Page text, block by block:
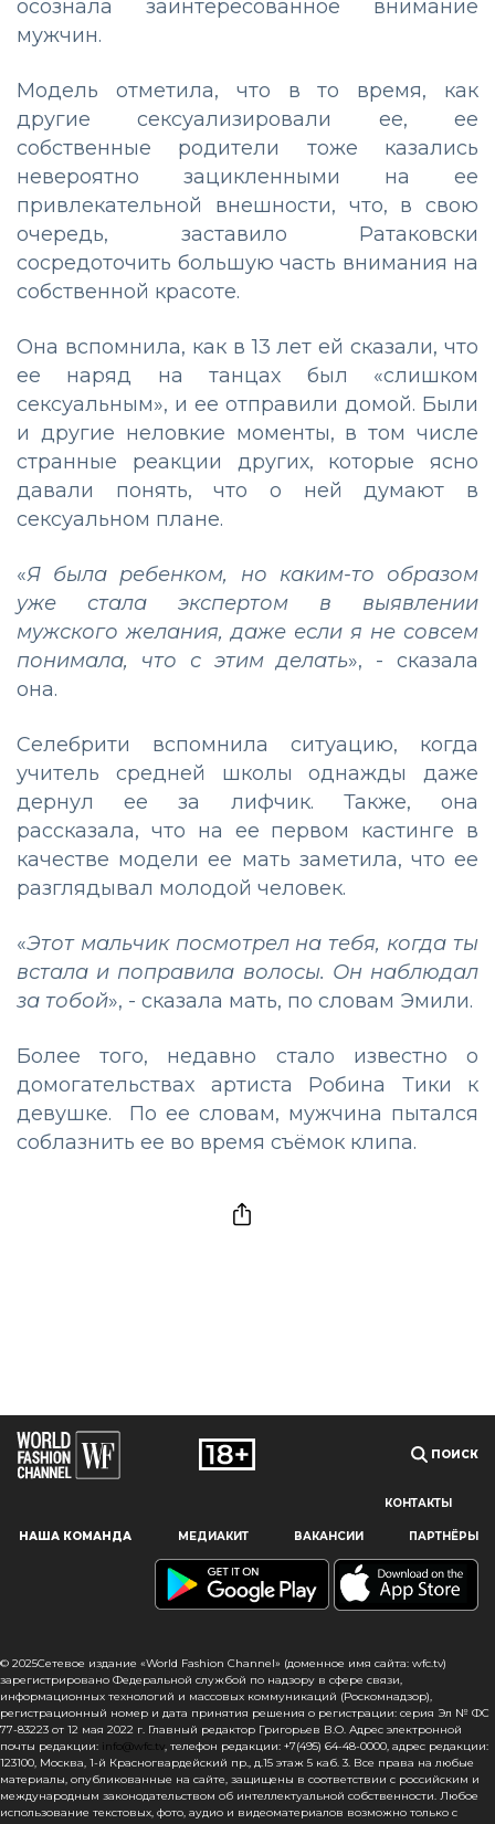
Наш сайт использует файлы cookie и похожие технологии,
пользователям, предоставляя персонализированную
информацию, запоминая предпочтения в области
сайта, вы подтверждаете свое согласие на использование
файлов cookie в соответствии с настоящим уведомлением
в отношении данного типа файлов. Если вы не согласны
с тем, чтобы мы использовали данный тип файлов,
то вы должны соответствующим образом установить
настройки вашего браузера или не использовать сайт wfc.tv
осознала заинтересованное внимание
мужчин.
Модель отметила, что в то время, как
другие сексуализировали ее, ее
собственные родители тоже казались
невероятно зацикленными на ее
привлекательной внешности, что, в свою
очередь, заставило Ратаковски
сосредоточить большую часть внимания на
собственной красоте.
Она вспомнила, как в 13 лет ей сказали, что
ее наряд на танцах был «слишком
сексуальным», и ее отправили домой. Были
и другие неловкие моменты, в том числе
странные реакции других, которые ясно
давали понять, что о ней думают в
сексуальном плане.
«Я была ребенком, но каким-то образом
уже стала экспертом в выявлении
мужского желания, даже если я не совсем
понимала, что с этим делать», - сказала
она.
Селебрити вспомнила ситуацию, когда
учитель средней школы однажды даже
дернул ее за лифчик. Также, она
рассказала, что на ее первом кастинге в
качестве модели ее мать заметила, что ее
разглядывал молодой человек.
«Этот мальчик посмотрел на тебя, когда ты
встала и поправила волосы. Он наблюдал
за тобой», - сказала мать, по словам Эмили.
Более того, недавно стало известно о
домогательствах артиста Робина Тики к
девушке. По ее словам, мужчина пытался
соблазнить ее во время съёмок клипа.
ПОИСК
КОНТАКТЫ
НАША КОМАНДА МЕДИАКИТ ВАКАНСИИ ПАРТНЁРЫ
© 2025Сетевое издание «World Fashion Channel» (доменное имя сайта: wfc.tv)
зарегистрировано Федеральной службой по надзору в сфере связи,
информационных технологий и массовых коммуникаций (Роскомнадзор),
регистрационный номер и дата принятия решения о регистрации: серия Эл № ФС
77-83223 от 12 мая 2022 г. Главный редактор Григорьев В.О. Адрес электронной
почты редакции: info@wfc.tv, телефон редакции: +7(495) 64-48-0000, адрес редакции:
123100, Москва, 1-й Красногвардейский пр., д.15 этаж 5 каб. 3. Все права на любые
материалы, опубликованные на сайте, защищены в соответствии с российским и
международным законодательством об интеллектуальной собственности. Любое
использование текстовых, фото, аудио и видеоматериалов возможно только с